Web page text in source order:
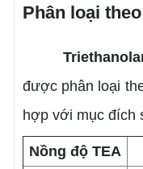
Phân loại
được phân loại
hợp với mục đích
Nồng độ TEA